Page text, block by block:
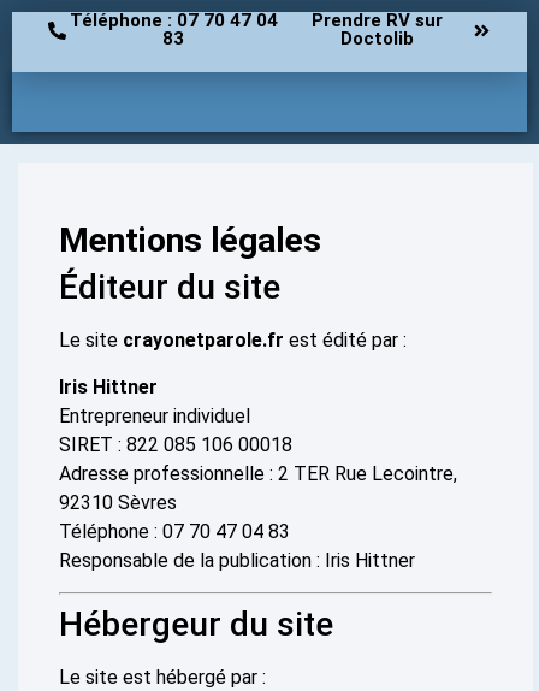
Téléphone : 07 70 47 04
83
Prendre RV sur
Doctolib
Mentions légales
Éditeur du site
Le site crayonetparole.fr est édité par :
Iris Hittner
Entrepreneur individuel
SIRET : 822 085 106 00018
Adresse professionnelle : 2 TER Rue Lecointre,
92310 Sèvres
Téléphone : 07 70 47 04 83
Responsable de la publication : Iris Hittner
Hébergeur du site
Le site est hébergé par :